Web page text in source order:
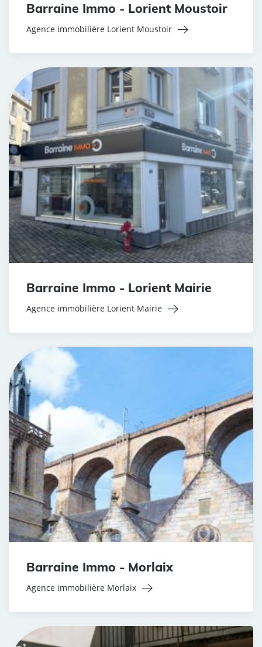
Barraine Immo - Lorient Moustoir
Agence immobilière Lorient Moustoir
Barraine Immo - Lorient Mairie
Agence immobilière Lorient Mairie
Barraine Immo - Morlaix
Agence immobilière Morlaix